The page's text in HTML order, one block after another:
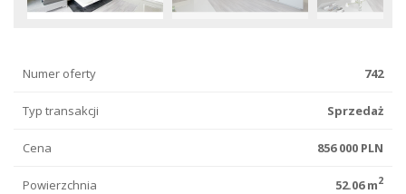
Numer oferty 742
Typ transakcji Sprzedaż
Cena 856 000 PLN
Powierzchnia 52.06 m2